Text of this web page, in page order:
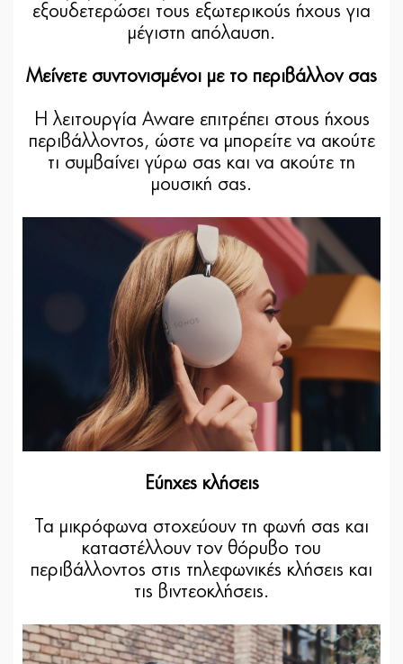
εξουδετερώσει τους εξωτερικούς ήχους για
μέγιστη απόλαυση.
Μείνετε συντονισμένοι με το περιβάλλον σας
Η λειτουργία Aware επιτρέπει στους ήχους
περιβάλλοντος, ώστε να μπορείτε να ακούτε
τι συμβαίνει γύρω σας και να ακούτε τη
μουσική σας.
Εύηχες κλήσεις
Τα μικρόφωνα στοχεύουν τη φωνή σας και
καταστέλλουν τον θόρυβο του
περιβάλλοντος στις τηλεφωνικές κλήσεις και
τις βιντεοκλήσεις.